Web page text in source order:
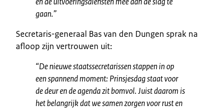
gaan.”
Secretaris-generaal Bas van den Dungen sprak na
afloop zijn vertrouwen uit:
“De nieuwe staatssecretarissen stappen in op
een spannend moment: Prinsjesdag staat voor
de deur en de agenda zit bomvol. Juist daarom is
het belangrijk dat we samen zorgen voor rust en